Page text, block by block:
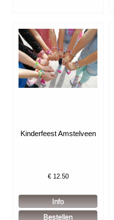
Kinderfeest Amstelveen
€ 12.50